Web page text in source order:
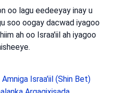
oo lagu eedeeyay inay u
soo oogay dacwad iyagoo
ah oo Israa'iil ah iyagoo
Israa'iil (Shin Bet)